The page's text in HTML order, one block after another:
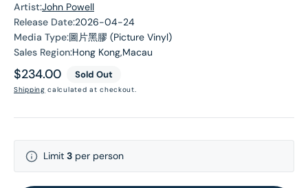
Artist:John Powell
Release Date:2026-04-24
Media Type:圖片黑膠 (Picture Vinyl)
Sales Region:Hong Kong,Macau
Regular
price
$234.00 Sold Out
Shipping calculated at checkout.
Limit 3 per person